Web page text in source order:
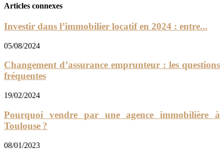
Articles connexes
Investir dans l’immobilier locatif en 2024 : entre...
05/08/2024
Changement d’assurance emprunteur : les questions
fréquentes
19/02/2024
Pourquoi vendre par une agence immobilière à
Toulouse ?
08/01/2023